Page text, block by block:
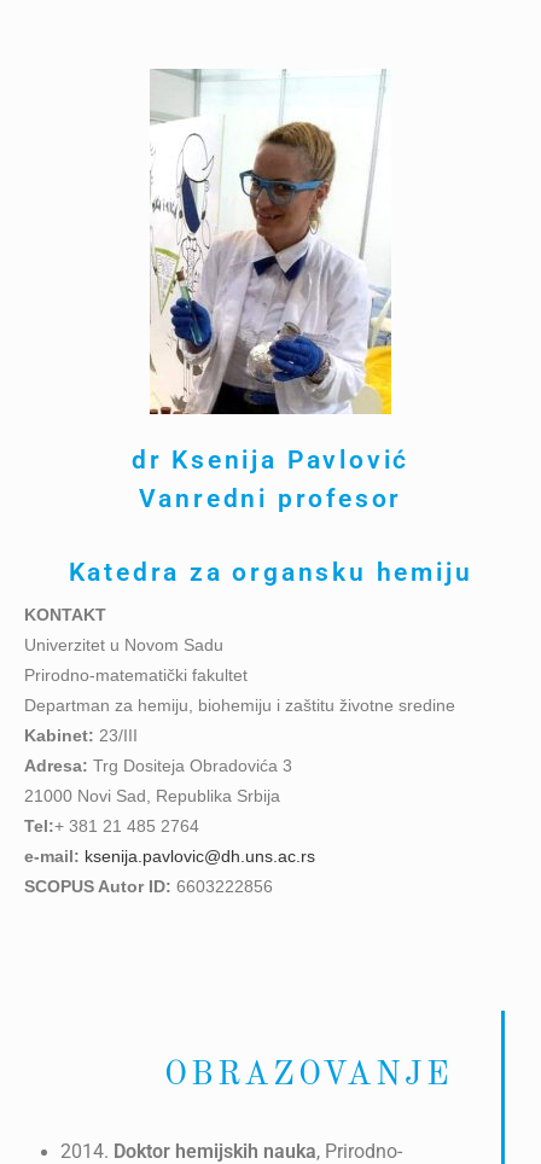
dr Ksenija Pavlović
Vanredni profesor
Katedra za organsku hemiju
KONTAKT
Univerzitet u Novom Sadu
Prirodno-matematički fakultet
Departman za hemiju, biohemiju i zaštitu životne sredine
Kabinet: 23/III
Adresa: Trg Dositeja Obradovića 3
21000 Novi Sad, Republika Srbija
Tel:+ 381 21 485 2764
e-mail: ksenija.pavlovic@dh.uns.ac.rs
SCOPUS Autor ID: 6603222856
OBRAZOVANJE
2014. Doktor hemijskih nauka, Prirodno-